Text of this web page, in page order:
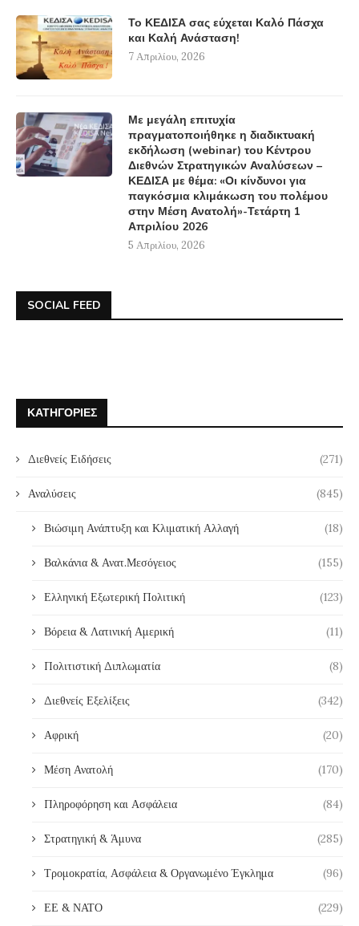
Το ΚΕΔΙΣΑ σας εύχεται Καλό Πάσχα
και Καλή Ανάσταση!
7 Απριλίου, 2026
Με μεγάλη επιτυχία
πραγματοποιήθηκε η διαδικτυακή
εκδήλωση (webinar) του Κέντρου
Διεθνών Στρατηγικών Αναλύσεων –
ΚΕΔΙΣΑ με θέμα: «Οι κίνδυνοι για
παγκόσμια κλιμάκωση του πολέμου
στην Μέση Ανατολή»-Τετάρτη 1
Απριλίου 2026
5 Απριλίου, 2026
SOCIAL FEED
ΚΑΤΗΓΟΡΊΕΣ
Διεθνείς Ειδήσεις (271)
Αναλύσεις (845)
Βιώσιμη Ανάπτυξη και Κλιματική Αλλαγή (18)
Βαλκάνια & Ανατ.Μεσόγειος (155)
Ελληνική Εξωτερική Πολιτική (123)
Βόρεια & Λατινική Αμερική (11)
Πολιτιστική Διπλωματία (8)
Διεθνείς Εξελίξεις (342)
Αφρική (20)
Μέση Ανατολή (170)
Πληροφόρηση και Ασφάλεια (84)
Στρατηγική & Άμυνα (285)
Τρομοκρατία, Ασφάλεια & Οργανωμένο Έγκλημα (96)
ΕΕ & ΝΑΤΟ (229)